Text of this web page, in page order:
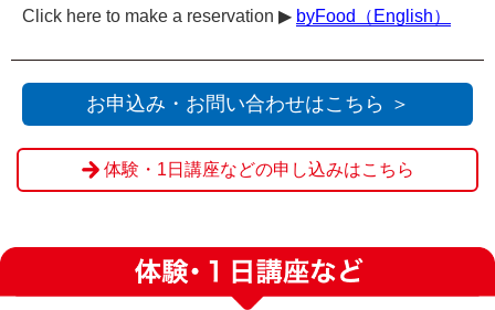
Click here to make a reservation ▶︎ byFood（English）
お申込み・お問い合わせはこちら ＞
体験・1日講座などの申し込みはこちら